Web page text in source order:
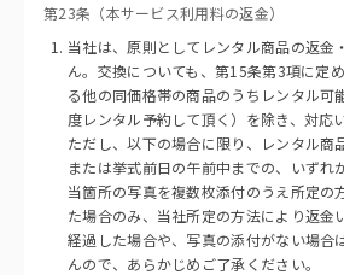
第23条（本サービス利用料の返金）
当社は、原則としてレンタル商品の返金
ん。交換についても、第15条第3項に定
る他の同価格帯の商品のうちレンタル可
度レンタル予約して頂く）を除き、対応
ただし、以下の場合に限り、レンタル商
または挙式前日の午前中までの、いずれ
当箇所の写真を複数枚添付のうえ所定の
た場合のみ、当社所定の方法により返金
経過した場合や、写真の添付がない場合
んので、あらかじめご了承ください。